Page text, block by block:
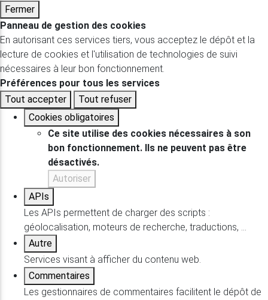
Fermer
Panneau de gestion des cookies
En autorisant ces services tiers, vous acceptez le dépôt et la
lecture de cookies et l'utilisation de technologies de suivi
nécessaires à leur bon fonctionnement.
Préférences pour tous les services
Tout accepter
Tout refuser
Cookies obligatoires
Ce site utilise des cookies nécessaires à son
bon fonctionnement. Ils ne peuvent pas être
désactivés.
Autoriser
APIs
Les APIs permettent de charger des scripts :
géolocalisation, moteurs de recherche, traductions, ...
Autre
Services visant à afficher du contenu web.
Commentaires
Les gestionnaires de commentaires facilitent le dépôt de